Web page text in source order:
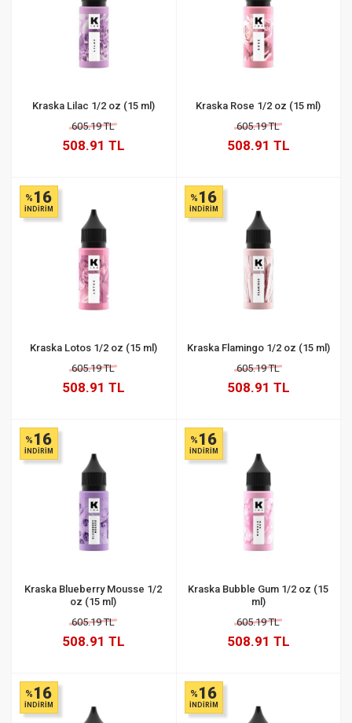
Kraska Lilac 1/2 oz (15 ml)
605.19 TL
508.91 TL
Kraska Rose 1/2 oz (15 ml)
605.19 TL
508.91 TL
% 16
İNDİRİM
Kraska Lotos 1/2 oz (15 ml)
605.19 TL
508.91 TL
% 16
İNDİRİM
Kraska Flamingo 1/2 oz (15 ml)
605.19 TL
508.91 TL
% 16
İNDİRİM
Kraska Blueberry Mousse 1/2
oz (15 ml)
605.19 TL
508.91 TL
% 16
İNDİRİM
Kraska Bubble Gum 1/2 oz (15
ml)
605.19 TL
508.91 TL
% 16
İNDİRİM
% 16
İNDİRİM